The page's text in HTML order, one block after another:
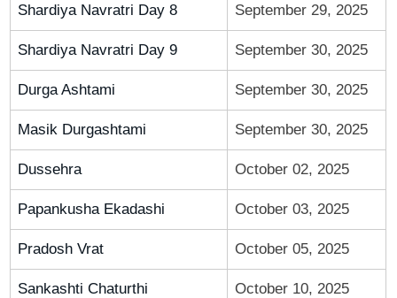
Shardiya Navratri Day 8 September 29, 2025
Shardiya Navratri Day 9 September 30, 2025
Durga Ashtami September 30, 2025
Masik Durgashtami September 30, 2025
Dussehra October 02, 2025
Papankusha Ekadashi October 03, 2025
Pradosh Vrat October 05, 2025
Sankashti Chaturthi October 10, 2025